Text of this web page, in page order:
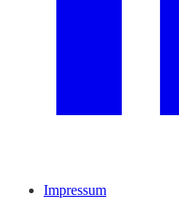
Impressum